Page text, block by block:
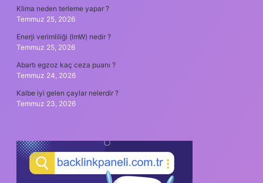
Klima neden terleme yapar ?
Temmuz 25, 2026
Enerji verimliliği (lmW) nedir ?
Temmuz 25, 2026
Abartı egzoz kaç ceza puanı ?
Temmuz 24, 2026
Kalbe iyi gelen çaylar nelerdir ?
Temmuz 23, 2026